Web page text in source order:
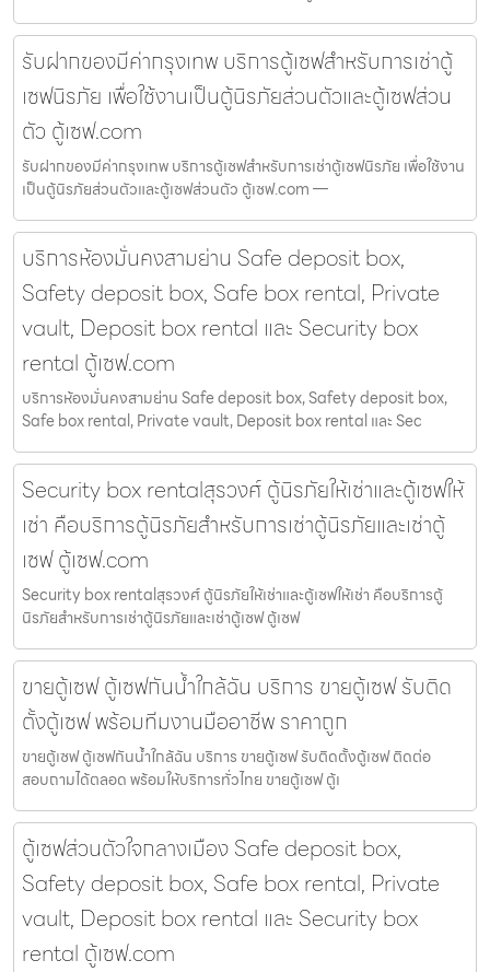
รับฝากของมีค่ากรุงเทพ บริการตู้เซฟสำหรับการเช่าตู้
เซฟนิรภัย เพื่อใช้งานเป็นตู้นิรภัยส่วนตัวและตู้เซฟส่วน
ตัว ตู้เซฟ.com
รับฝากของมีค่ากรุงเทพ บริการตู้เซฟสำหรับการเช่าตู้เซฟนิรภัย เพื่อใช้งาน
เป็นตู้นิรภัยส่วนตัวและตู้เซฟส่วนตัว ตู้เซฟ.com —
บริการห้องมั่นคงสามย่าน Safe deposit box,
Safety deposit box, Safe box rental, Private
vault, Deposit box rental และ Security box
rental ตู้เซฟ.com
บริการห้องมั่นคงสามย่าน Safe deposit box, Safety deposit box,
Safe box rental, Private vault, Deposit box rental และ Sec
Security box rentalสุรวงศ์ ตู้นิรภัยให้เช่าและตู้เซฟให้
เช่า คือบริการตู้นิรภัยสำหรับการเช่าตู้นิรภัยและเช่าตู้
เซฟ ตู้เซฟ.com
Security box rentalสุรวงศ์ ตู้นิรภัยให้เช่าและตู้เซฟให้เช่า คือบริการตู้
นิรภัยสำหรับการเช่าตู้นิรภัยและเช่าตู้เซฟ ตู้เซฟ
ขายตู้เซฟ ตู้เซฟกันน้ำใกล้ฉัน บริการ ขายตู้เซฟ รับติด
ตั้งตู้เซฟ พร้อมทีมงานมืออาชีพ ราคาถูก
ขายตู้เซฟ ตู้เซฟกันน้ำใกล้ฉัน บริการ ขายตู้เซฟ รับติดตั้งตู้เซฟ ติดต่อ
สอบถามได้ตลอด พร้อมให้บริการทั่วไทย ขายตู้เซฟ ตู้เ
ตู้เซฟส่วนตัวใจกลางเมือง Safe deposit box,
Safety deposit box, Safe box rental, Private
vault, Deposit box rental และ Security box
rental ตู้เซฟ.com